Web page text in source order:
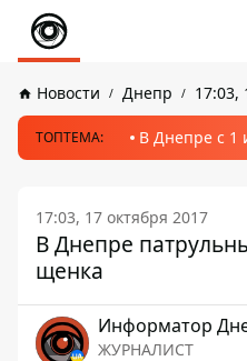
Новости Днепр 17:03,
ТОПТЕМА: В Днепре с 1
17:03, 17 октября 2017
В Днепре
щенка
Информатор
ЖУРНАЛИСТ